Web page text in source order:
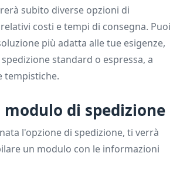
subito diverse opzioni di
costi e tempi di consegna. Puoi
più adatta alle tue esigenze,
standard o espressa, a
tempistiche.
di spedizione
l'opzione di spedizione, ti verrà
un modulo con le informazioni